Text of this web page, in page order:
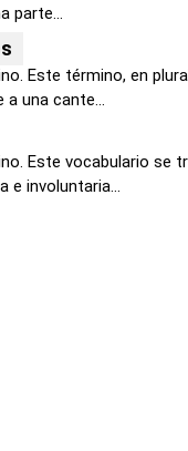
parte...
Este término, en
una cante...
Este vocabulario se
e involuntaria...